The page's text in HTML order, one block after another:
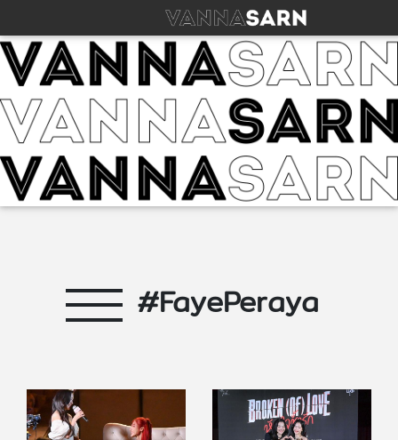
#FayePeraya